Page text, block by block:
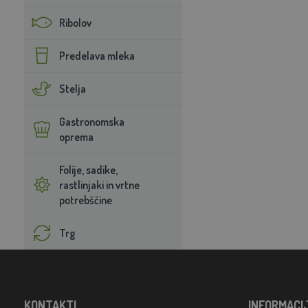
Ribolov
Predelava mleka
Stelja
Gastronomska
oprema
Folije, sadike,
rastlinjaki in vrtne
potrebščine
Trg